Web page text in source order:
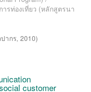
รท่องเที่ยว (หลักสูตรนา
ากร, 2010)
customer